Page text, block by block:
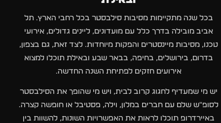
בכל שנה מתקיימות מסיבות סילבסטר בכל רחבי הארץ. תל
אביב מובילה בדרך כלל עם מועדונים, ליינים גדולים, אירועי
טכנו, מסיבות מיינסטרים והפקות מיוחדות. לצד זאת, גם בצפון,
בדרום, בירושלים, בחיפה, בבאר שבע ובאילת תוכלו למצוא
אירועים חזקים לפתיחת השנה החדשה.
יש מי שמעדיף לחגוג קרוב לבית, ויש מי שהופך את הסילבסטר
לסופ״ש שלם עם חברים במלון, וילה, פסטיבל או חופשה קצרה.
באיירדרופ תוכלו לראות את האפשרויות השונות, להשוות בין